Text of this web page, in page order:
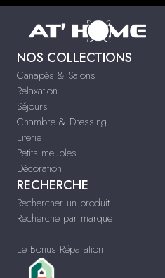
NOS COLLECTIONS
Canapés & Salons
Relaxation
Séjours
Chambre & Dressing
Literie
Petits meubles
Décoration
RECHERCHE
Rechercher un produit
Recherche par marque
Le Bonus Réparation